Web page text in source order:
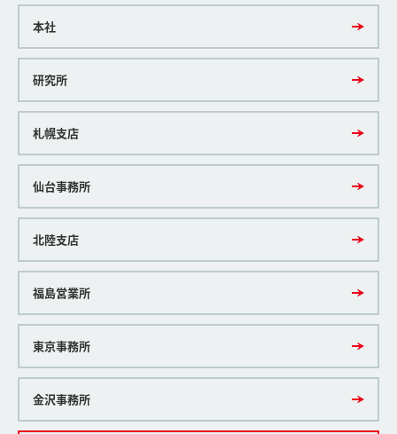
本社
研究所
札幌支店
仙台事務所
北陸支店
福島営業所
東京事務所
金沢事務所